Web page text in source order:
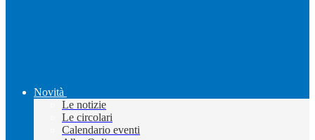
Novità
Le notizie
Le circolari
Calendario eventi